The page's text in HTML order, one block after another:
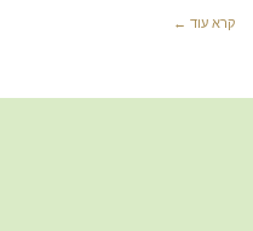
קרא עוד ←